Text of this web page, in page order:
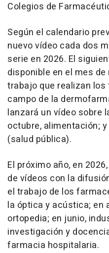
Colegios de
Según el calendario
nuevo vídeo cada dos
serie en 2026. El
disponible en el mes
trabajo que realizan
campo de la
lanzará un vídeo sobre
octubre, alimentación;
(salud pública).
El próximo año, en
de vídeos con la
el trabajo de los
la óptica y acústica; en
ortopedia; en junio,
investigación y
farmacia hospitalaria.